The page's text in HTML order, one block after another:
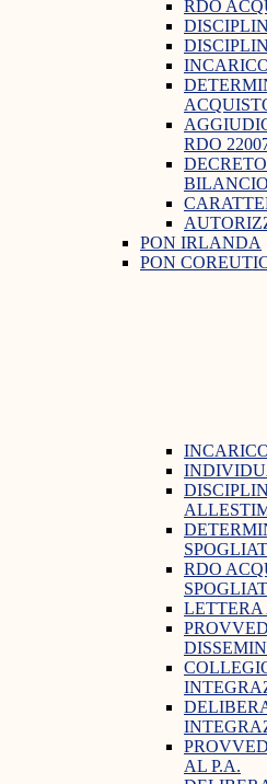
RDO
RDO
BILANCIO
PON IRLANDA
PON
RDO
AL P.A.